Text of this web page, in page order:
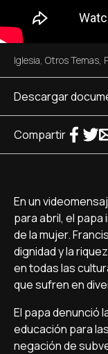
Iglesia, Otros Temas,
Descargar
Compartir
En un
para abril, el
de la mujer.
dignidad y la
en todas las
que sufren en
El papa denunció
educación para
negación de